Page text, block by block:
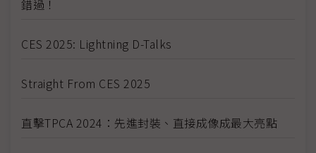
錯過！
CES 2025: Lightning D-Talks
Straight From CES 2025
直擊TPCA 2024：先進封裝、直接成像成最大亮點